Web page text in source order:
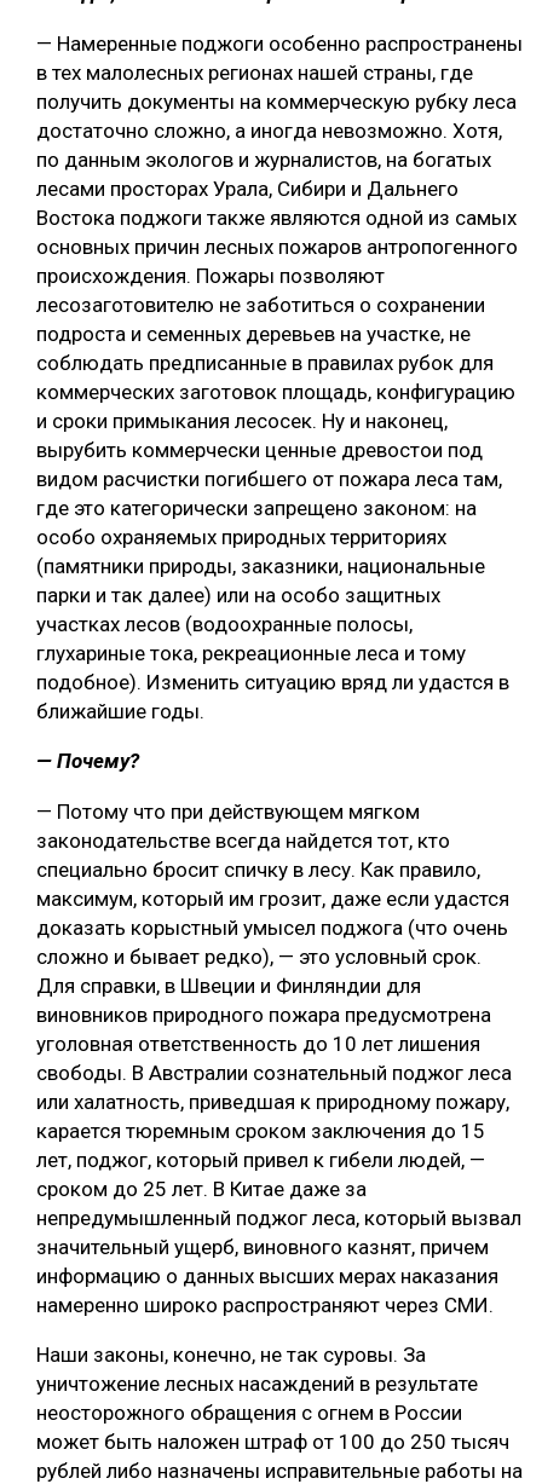
— Намеренные поджоги особенно распространены
в тех малолесных регионах нашей страны, где
получить документы на коммерческую рубку леса
достаточно сложно, а иногда невозможно. Хотя,
по данным экологов и журналистов, на богатых
лесами просторах Урала, Сибири и Дальнего
Востока поджоги также являются одной из самых
основных причин лесных пожаров антропогенного
происхождения. Пожары позволяют
лесозаготовителю не заботиться о сохранении
подроста и семенных деревьев на участке, не
соблюдать предписанные в правилах рубок для
коммерческих заготовок площадь, конфигурацию
и сроки примыкания лесосек. Ну и наконец,
вырубить коммерчески ценные древостои под
видом расчистки погибшего от пожара леса там,
где это категорически запрещено законом: на
особо охраняемых природных территориях
(памятники природы, заказники, национальные
парки и так далее) или на особо защитных
участках лесов (водоохранные полосы,
глухариные тока, рекреационные леса и тому
подобное). Изменить ситуацию вряд ли удастся в
ближайшие годы.
— Почему?
— Потому что при действующем мягком
законодательстве всегда найдется тот, кто
специально бросит спичку в лесу. Как правило,
максимум, который им грозит, даже если удастся
доказать корыстный умысел поджога (что очень
сложно и бывает редко), — это условный срок.
Для справки, в Швеции и Финляндии для
виновников природного пожара предусмотрена
уголовная ответственность до 10 лет лишения
свободы. В Австралии сознательный поджог леса
или халатность, приведшая к природному пожару,
карается тюремным сроком заключения до 15
лет, поджог, который привел к гибели людей, —
сроком до 25 лет. В Китае даже за
непредумышленный поджог леса, который вызвал
значительный ущерб, виновного казнят, причем
информацию о данных высших мерах наказания
намеренно широко распространяют через СМИ.
Наши законы, конечно, не так суровы. За
уничтожение лесных насаждений в результате
неосторожного обращения с огнем в России
может быть наложен штраф от 100 до 250 тысяч
рублей либо назначены исправительные работы на